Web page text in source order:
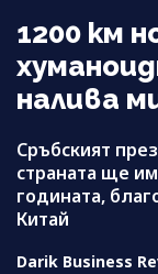
1200 км
налива
Сръбският
страната ще
годината,
Китай
Darik Business